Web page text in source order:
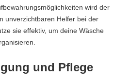
wird der
unverzichtbaren Helfer bei der
sie effektiv, um deine Wäsche
und Pflege